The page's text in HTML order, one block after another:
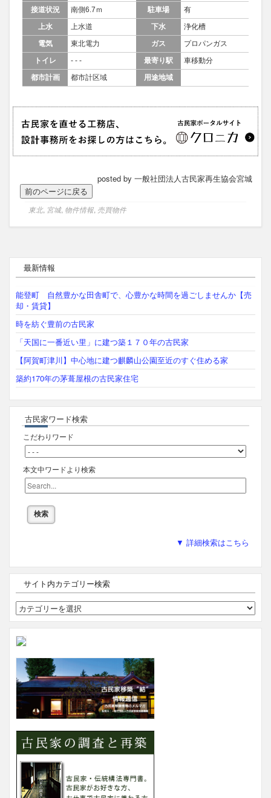
接道状況 南側6.7ｍ 駐車場
有
上水
上水道 下水
浄化槽
電気
東北電力 ガス
プロパンガス
トイレ
- - - 最寄り駅
車移動分
都市計画
都市計区域 用途地域
posted by 一般社団法人古民家再生協会宮城
東北, 宮城, 物件情報, 売買物件
最新情報
能登町 自然豊かな田舎町で、心豊かな時間を過ごしませんか【売
却・賃貸】
時を紡ぐ豊前の古民家
「天国に一番近い里」に建つ築１７０年の古民家
【阿賀町津川】中心地に建つ麒麟山公園至近のすぐ住める家
築約170年の茅葺屋根の古民家住宅
古民家ワード検索
こだわりワード
本文中ワードより検索
▼ 詳細検索はこちら
サイト内カテゴリー検索
サ
イ
ト
内
カ
テ
ゴ
リ
ー
検